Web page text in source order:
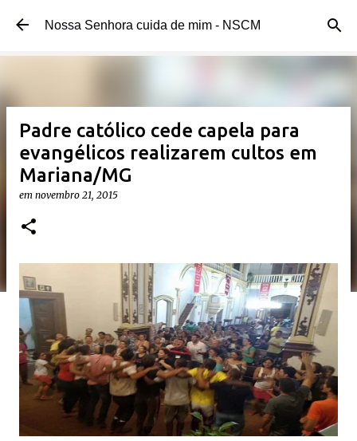
Pular para o conteúdo principal
Nossa Senhora cuida de mim - NSCM
Padre católico cede capela para
evangélicos realizarem cultos em
Mariana/MG
em novembro 21, 2015